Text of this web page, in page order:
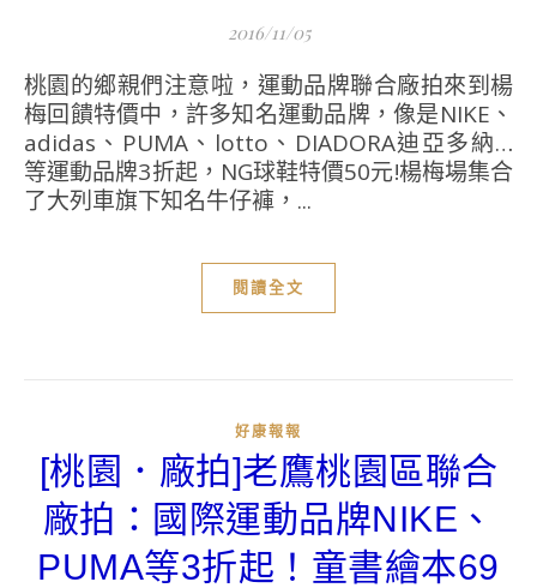
2016/11/05
桃園的鄉親們注意啦，運動品牌聯合廠拍來到楊
梅回饋特價中，許多知名運動品牌，像是NIKE、
adidas、PUMA、lotto、DIADORA迪亞多納…
等運動品牌3折起，NG球鞋特價50元!楊梅場集合
了大列車旗下知名牛仔褲，...
閱讀全文
好康報報
[桃園．廠拍]老鷹桃園區聯合
廠拍：國際運動品牌NIKE、
PUMA等3折起！童書繪本69